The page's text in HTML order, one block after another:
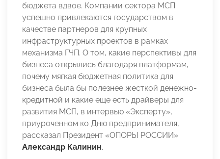
бюджета вдвое. Компании сектора МСП
успешно привлекаются государством в
качестве партнеров для крупных
инфраструктурных проектов в рамках
механизма ГЧП. О том, какие перспективы для
бизнеса открылись благодаря платформам,
почему мягкая бюджетная политика для
бизнеса была бы полезнее жесткой денежно-
кредитной и какие еще есть драйверы для
развития МСП, в интервью «Эксперту»,
приуроченном ко Дню предпринимателя,
рассказал Президент «ОПОРЫ РОССИИ»
Александр Калинин.